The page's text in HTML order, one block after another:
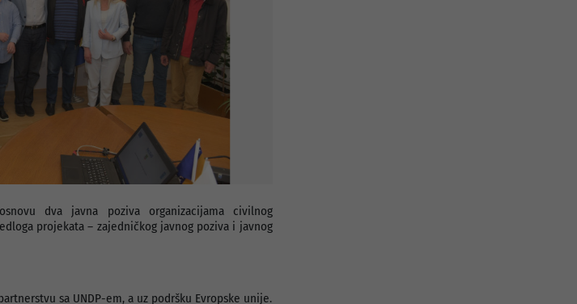
dva javna poziva organizacijama civilnog
projekata – zajedničkog javnog poziva i javnog
sa UNDP-em, a uz podršku Evropske unije.